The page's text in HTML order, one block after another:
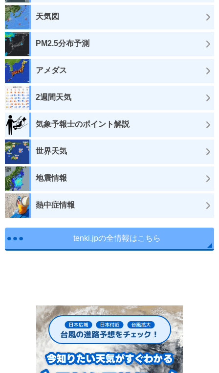
天気図
PM2.5分布予測
アメダス
2週間天気
気象予報士のポイント解説
世界天気
地震情報
熱中症情報
tenki.jpの全情報はこちら